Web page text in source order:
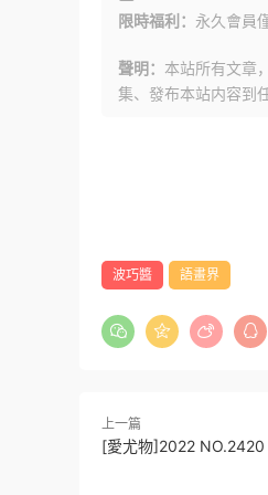
限時福利： 永久會員
聲明： 本站所有文章
集、發布本站内容到
波巧醬 語畫界
上一篇
[愛尤物]2022